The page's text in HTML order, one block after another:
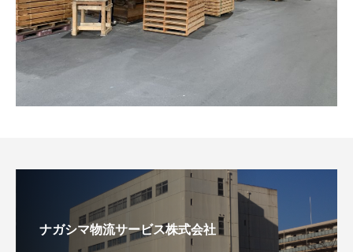
ナガシマ物流サービス株式会社